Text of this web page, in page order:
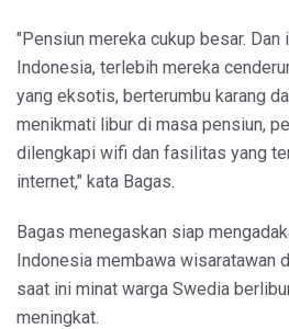
"Pensiun mereka cukup besar.
Indonesia, terlebih mereka
yang eksotis, berterumbu karang
menikmati libur di masa pensiun,
dilengkapi wifi dan fasilitas yang
internet," kata Bagas.
Bagas menegaskan siap
Indonesia membawa wisaratawan
saat ini minat warga Swedia
meningkat.